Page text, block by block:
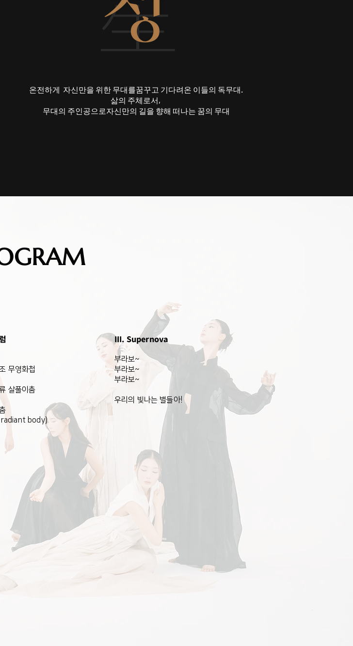
온전하게 자신만을 위한 무대를꿈꾸고 기다려온 이들의 독무대.
삶의 주체로서,
무대의 주인공으로자신만의 길을 향해 떠나는 꿈의 무대
무영화첩
살풀이춤
radiant body)
III. Supernova
부라보~
부라보~
부라보~
우리의 빛나는 별들아!